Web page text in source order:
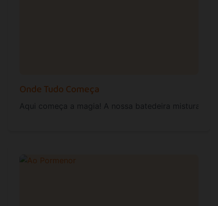
Onde Tudo Começa
Aqui começa a magia! A nossa batedeira mistura